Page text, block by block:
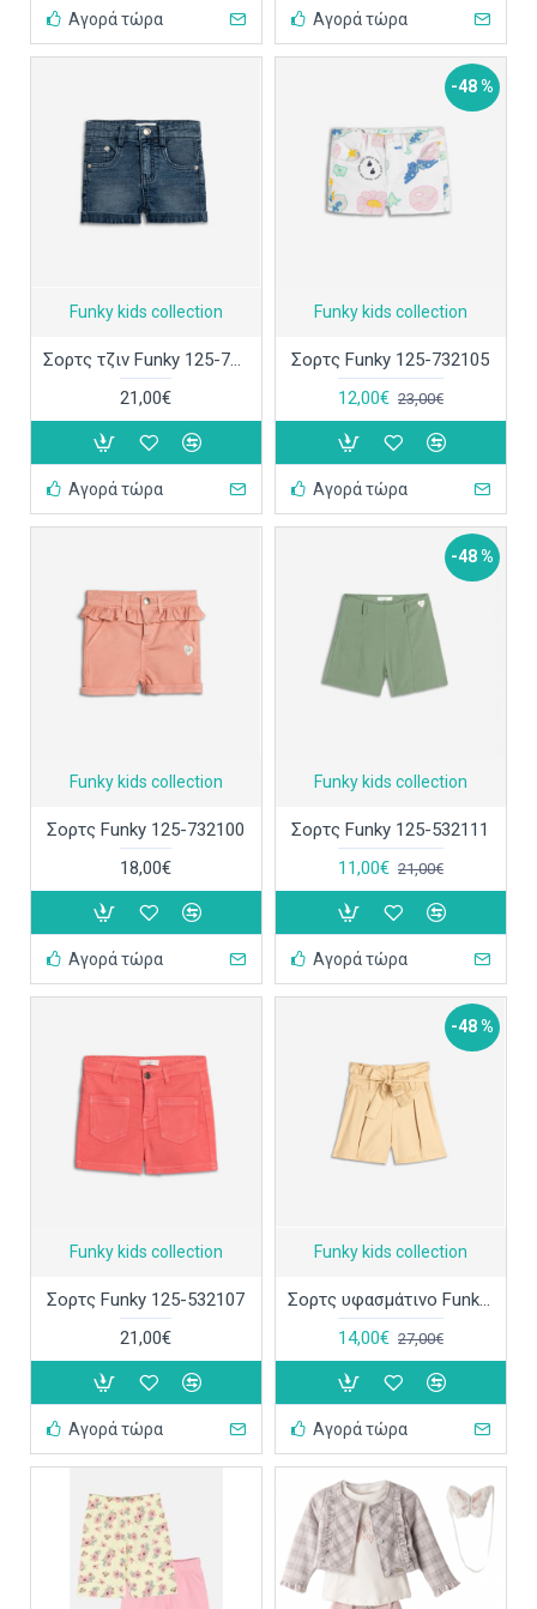
Αγορά τώρα Αγορά τώρα
Funky kids collection
Σορτς τζιν Funky 125-732104
21,00€
Αγορά τώρα
-48 %
Funky kids collection
Σορτς Funky 125-732105
12,00€ 23,00€
Αγορά τώρα
Funky kids collection
Σορτς Funky 125-732100
18,00€
Αγορά τώρα
-48 %
Funky kids collection
Σορτς Funky 125-532111
11,00€ 21,00€
Αγορά τώρα
Funky kids collection
Σορτς Funky 125-532107
21,00€
Αγορά τώρα
-48 %
Funky kids collection
Σορτς υφασμάτινο Funky 125-532113
14,00€ 27,00€
Αγορά τώρα